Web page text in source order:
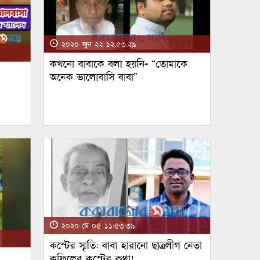
২০২০ জুন ২২ ১২:৫৩:২৯
কখনো বাবাকে বলা হয়নি- “তোমাকে
অনেক ভালোবাসি বাবা”
২০২০ মে ০৫ ১১:৫৩:৩৯
কস্টের স্মৃতি: বাবা হারানো ছাত্রলীগ নেতা